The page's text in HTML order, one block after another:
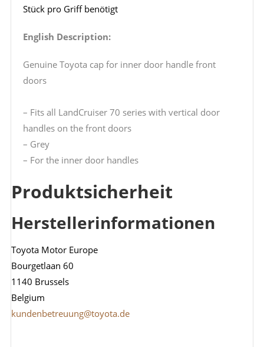
Stück pro Griff benötigt
English Description:
Genuine Toyota cap for inner door handle front
doors
– Fits all LandCruiser 70 series with vertical door
handles on the front doors
– Grey
– For the inner door handles
Produktsicherheit
Herstellerinformationen
Toyota Motor Europe
Bourgetlaan 60
1140 Brussels
Belgium
kundenbetreuung@toyota.de